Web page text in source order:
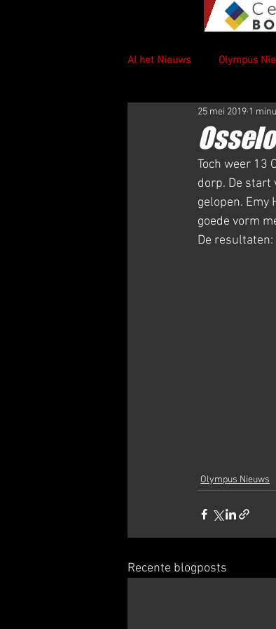
Al het Nieuws Olympus
25 mei 2019 1
Toch weer 13
dorp. De start
gelopen. Emy
goede vorm
De resultaten:
Olympus Nieuws
Recente blogposts